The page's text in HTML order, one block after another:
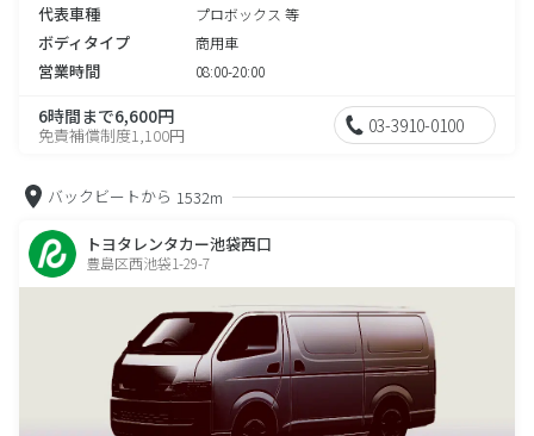
代表車種 プロボックス 等
ボディタイプ 商用車
営業時間 08:00-20:00
6時間まで6,600円
免責補償制度1,100円 03-3910-0100
バックビートから 1532m
トヨタレンタカー池袋西口
豊島区西池袋1-29-7